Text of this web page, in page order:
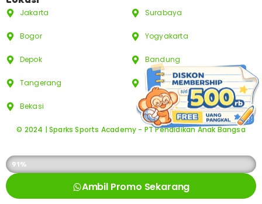
Jakarta
Bogor
Depok
Tangerang
Bekasi
Surabaya
Yogyakarta
Bandung
Bali
© 2024 | Sparks Sports Academy - PT Pendidikan Anak Bangsa
KUOTA PROMO SUDAH DIAMBIL
91%
Ambil Promo Sekarang